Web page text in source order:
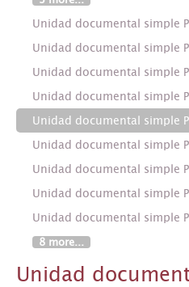
Unidad documental simple
Unidad documental simple
Unidad documental simple
Unidad documental simple
Unidad documental simple
Unidad documental simple
Unidad documental simple
Unidad documental simple
Unidad documental simple
8 more...
Unidad